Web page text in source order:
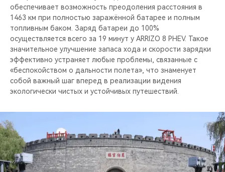
обеспечивает возможность преодоления расстояния в
1463 км при полностью заражённой батарее и полным
топливным баком. Заряд батареи до 100%
осуществляется всего за 19 минут у ARRIZO 8 PHEV. Такое
значительное улучшение запаса хода и скорости зарядки
эффективно устраняет любые проблемы, связанные с
«беспокойством о дальности полета», что знаменует
собой важный шаг вперед в реализации видения
экологически чистых и устойчивых путешествий.